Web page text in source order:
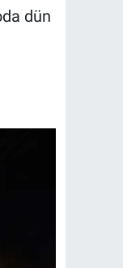
dün